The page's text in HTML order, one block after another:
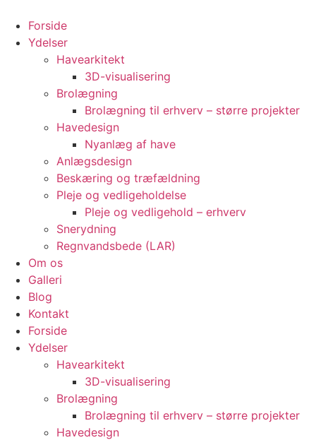
indhold
Forside
Ydelser
Havearkitekt
3D-visualisering
Brolægning
Brolægning til erhverv – større projekter
Havedesign
Nyanlæg af have
Anlægsdesign
Beskæring og træfældning
Pleje og vedligeholdelse
Pleje og vedligehold – erhverv
Snerydning
Regnvandsbede (LAR)
Om os
Galleri
Blog
Kontakt
Forside
Ydelser
Havearkitekt
3D-visualisering
Brolægning
Brolægning til erhverv – større projekter
Havedesign